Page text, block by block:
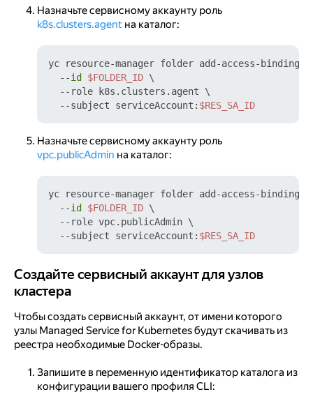
Назначьте сервисному аккаунту роль
k8s.clusters.agent на каталог:
yc resource-manager folder add-access-binding \
  --
id $FOLDER_ID \
  --role k8s.clusters.agent \
  --subject serviceAccount:
$RES_SA_ID
Назначьте сервисному аккаунту роль
vpc.publicAdmin на каталог:
yc resource-manager folder add-access-binding \
  --
id $FOLDER_ID \
  --role vpc.publicAdmin \
  --subject serviceAccount:
$RES_SA_ID
Создайте сервисный аккаунт для узлов кластера
Создайте сервисный аккаунт для узлов
кластера
Чтобы создать сервисный аккаунт, от имени которого
узлы Managed Service for Kubernetes будут скачивать из
реестра необходимые Docker-образы.
Запишите в переменную идентификатор каталога из
конфигурации вашего профиля CLI: